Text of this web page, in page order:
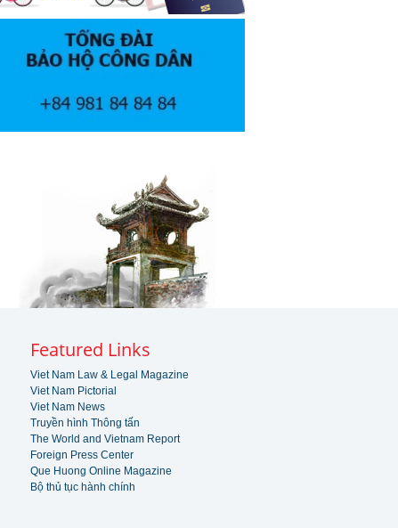
Featured Links
Viet Nam Law & Legal Magazine
Viet Nam Pictorial
Viet Nam News
Truyền hình Thông tấn
The World and Vietnam Report
Foreign Press Center
Que Huong Online Magazine
Bộ thủ tục hành chính